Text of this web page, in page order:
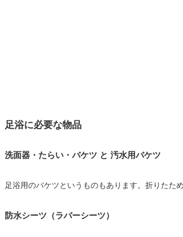
足浴に必要な物品
洗面器・たらい・バケツ と 汚水用バケツ
足浴用のバケツというものもあります。折りたた
防水シーツ（ラバーシーツ）